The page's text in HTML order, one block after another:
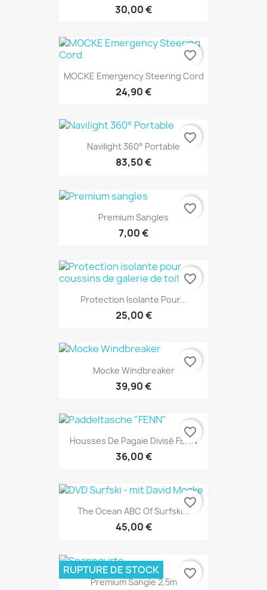
30,00 €
MOCKE Emergency Steering Cord
24,90 €
favorite_border
Navilight 360° Portable
83,50 €
favorite_border
Premium Sangles
7,00 €
favorite_border
Protection Isolante Pour...
25,00 €
favorite_border
Mocke Windbreaker
39,90 €
favorite_border
Housses De Pagaie Divisé FENN
36,00 €
favorite_border
The Ocean ABC Of Surfski...
45,00 €
favorite_border
Premium Sangle 2,5m
RUPTURE DE STOCK favorite_border